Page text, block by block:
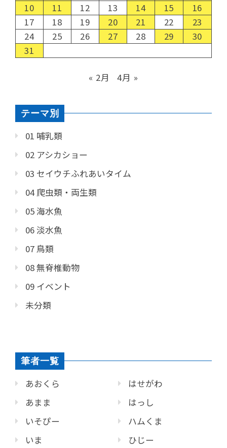
10
11 12 13 14 15
16
17
18 19 20 21 22
23
24
25 26 27 28 29
30
31
« 2月 4月 »
テーマ別
01 哺乳類
02 アシカショー
03 セイウチふれあいタイム
04 爬虫類・両生類
05 海水魚
06 淡水魚
07 鳥類
08 無脊椎動物
09 イベント
未分類
筆者一覧
あおくら
あまま
いそぴー
いま
はせがわ
はっし
ハムくま
ひじー